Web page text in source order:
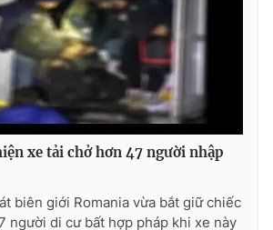
Bất động sản
Tấm lòng Việt
Vươn mình bằng AI
English
xe tải chở hơn 47 người nhập
biên giới Romania vừa bắt giữ chiếc
người di cư bất hợp pháp khi xe này